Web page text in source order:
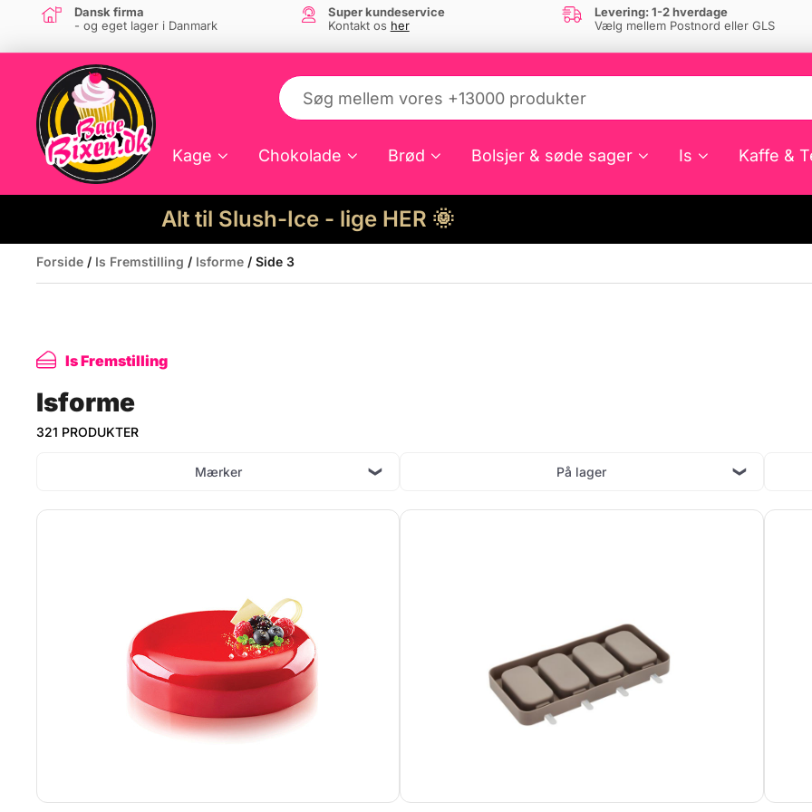
Dansk firma
- og eget lager i Danmark
Super kundeservice
Kontakt os her
Levering: 1-2 hverdage
Vælg mellem Postnord eller GLS
Kage Chokolade Brød Bolsjer & søde sager Is Kaffe &
Alt til Slush-Ice - lige HER 🌞
Forside / Is Fremstilling / Isforme / Side 3
Is Fremstilling
Isforme
321 PRODUKTER
Mærker På lager